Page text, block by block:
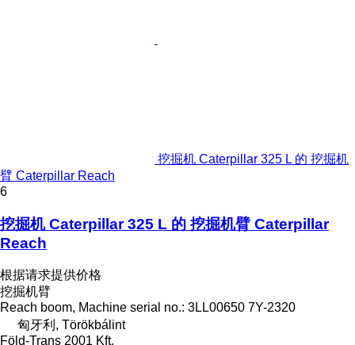
挖掘机 Caterpillar 325 L 的 挖掘机
臂 Caterpillar Reach
6
挖掘机 Caterpillar 325 L 的 挖掘机臂 Caterpillar
Reach
根据请求提供价格
挖掘机臂
Reach boom, Machine serial no.: 3LL00650 7Y-2320
匈牙利, Törökbálint
Föld-Trans 2001 Kft.